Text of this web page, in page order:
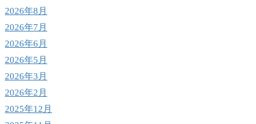
2026年8月
2026年7月
2026年6月
2026年5月
2026年3月
2026年2月
2025年12月